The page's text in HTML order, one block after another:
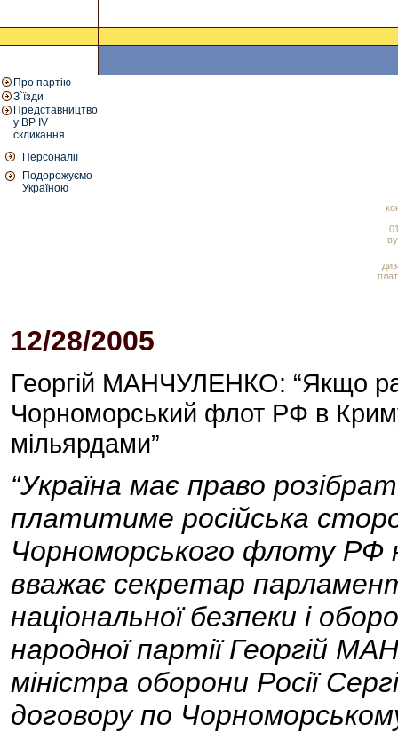
Про партію
З`їзди
Представництво
у ВР IV
скликання
Персоналії
Подорожуємо
Україною
12/28/2005
Георгій МАНЧУЛЕНКО: “Якщо
Чорноморський флот РФ в
мільярдами”
“Україна має право
платитиме російська
Чорноморського флоту РФ
вважає секретар
національної безпеки і
народної партії Георгій
міністра оборони Росії
договору по